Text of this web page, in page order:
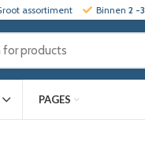
assortiment Binnen 2 -3
PAGES